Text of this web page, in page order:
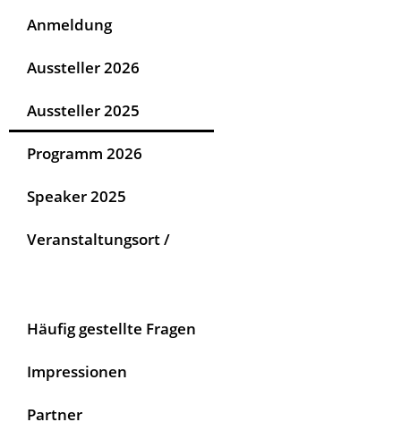
Anmeldung
Aussteller 2026
Aussteller 2025
Programm 2026
Speaker 2025
Veranstaltungsort /
Häufig gestellte Fragen
Impressionen
Partner